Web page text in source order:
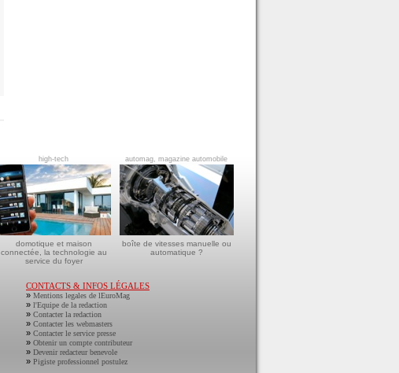
high-tech
domotique et maison
connectée, la technologie au
service du foyer
automag, magazine automobile
boîte de vitesses manuelle ou
automatique ?
CONTACTS & INFOS LÉGALES
» Mentions legales de lEuroMag
» l'Equipe de la redaction
» Contacter la redaction
» Contacter les webmasters
» Contacter le service presse
» Obtenir un compte contributeur
» Devenir redacteur benevole
» Pigiste professionnel postulez